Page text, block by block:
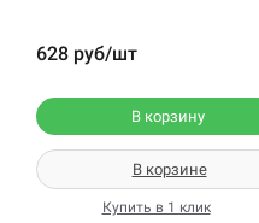
628 руб/шт
В корзину
В корзине
Купить в 1 клик